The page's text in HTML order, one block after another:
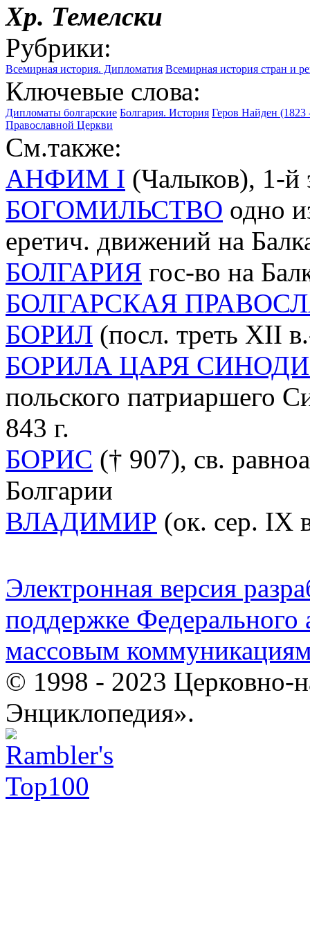
Хр. Темелски
Рубрики:
Всемирная история. Дипломатия Всемирная история стран и
Ключевые слова:
Дипломаты болгарские Болгария. История Геров Найден (1823
Православной Церкви
См.также:
АНФИМ I (Чалыков), 1-й
БОГОМИЛЬСТВО одно
еретич. движений на
БОЛГАРИЯ гос-во на
БОЛГАРСКАЯ
БОРИЛ (посл. треть XII
БОРИЛА ЦАРЯ
польского патриаршего
843 г.
БОРИС († 907), св.
Болгарии
ВЛАДИМИР (ок. сер. IX
Электронная версия
поддержке Федерального
массовым
© 1998 - 2023 Церковно-
Энциклопедия».